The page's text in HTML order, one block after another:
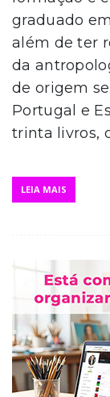
graduado
além de ter
da
de origem
Portugal e
trinta livros,
LEIA MAIS